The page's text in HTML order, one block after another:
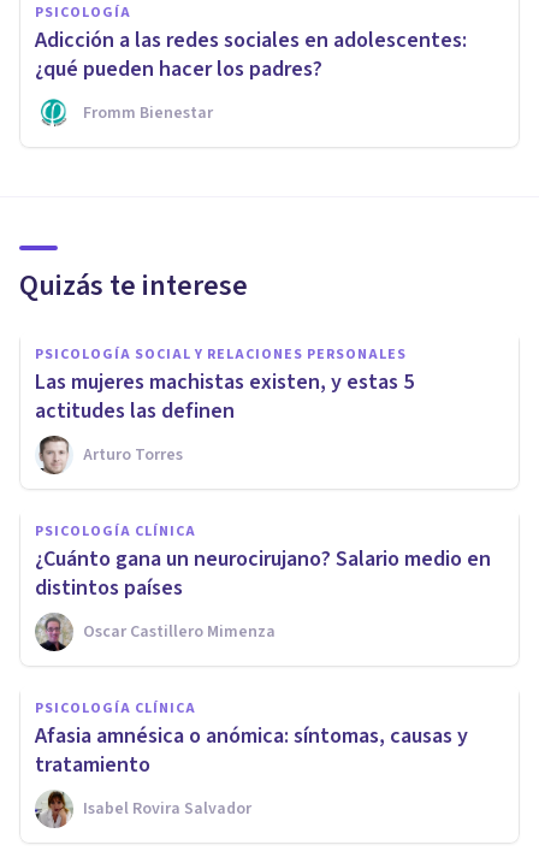
PSICOLOGÍA
Adicción a las redes sociales en adolescentes:
¿qué pueden hacer los padres?
Fromm Bienestar
Quizás te interese
PSICOLOGÍA SOCIAL Y RELACIONES PERSONALES
Las mujeres machistas existen, y estas 5
actitudes las definen
Arturo Torres
PSICOLOGÍA CLÍNICA
¿Cuánto gana un neurocirujano? Salario medio en
distintos países
Oscar Castillero Mimenza
PSICOLOGÍA CLÍNICA
Afasia amnésica o anómica: síntomas, causas y
tratamiento
Isabel Rovira Salvador